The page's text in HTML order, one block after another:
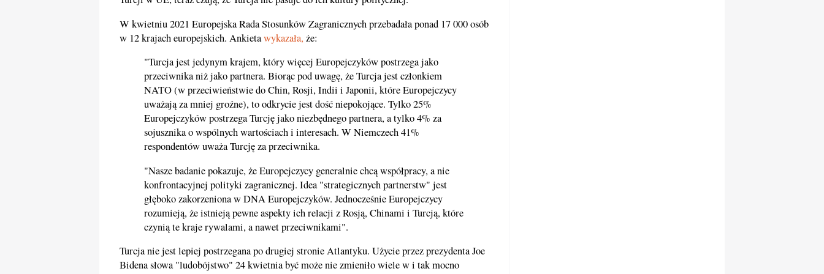
W kwietniu 2021 Europejska Rada Stosunków Zagranicznych przebadała ponad 17 000 osób
w 12 krajach europejskich. Ankietawykazała, że:
"Turcja jest jedynym krajem, który więcej Europejczyków postrzega jako
przeciwnika niż jako partnera. Biorąc pod uwagę, że Turcja jest członkiem
NATO (w przeciwieństwie do Chin, Rosji, Indii i Japonii, które Europejczycy
uważają za mniej groźne), to odkrycie jest dość niepokojące. Tylko 25%
Europejczyków postrzega Turcję jako niezbędnego partnera, a tylko 4% za
sojusznika o wspólnych wartościach i interesach. W Niemczech 41%
respondentów uważa Turcję za przeciwnika.
"Nasze badanie pokazuje, że Europejczycy generalnie chcą współpracy, a nie
konfrontacyjnej polityki zagranicznej. Idea "strategicznych partnerstw" jest
głęboko zakorzeniona w DNA Europejczyków. Jednocześnie Europejczycy
rozumieją, że istnieją pewne aspekty ich relacji z Rosją, Chinami i Turcją, które
czynią te kraje rywalami, a nawet przeciwnikami".
Turcja nie jest lepiej postrzegana po drugiej stronie Atlantyku. Użycie przez prezydenta Joe
Bidena słowa "ludobójstwo" 24 kwietnia być może nie zmieniło wiele w i tak mocno